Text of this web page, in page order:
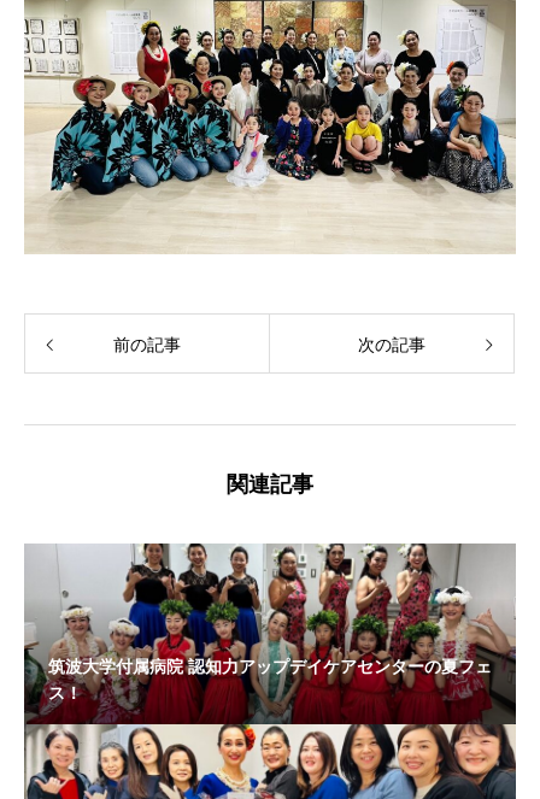
前の記事 次の記事
関連記事
筑波大学付属病院 認知力アップデイケアセンターの夏フェ
ス！